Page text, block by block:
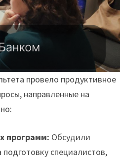
провело продуктивное
направленные на
программ: Обсудили
специалистов,